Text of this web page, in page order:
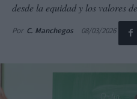
desde la equidad y los valores
Por C. Manchegos 08/03/2026